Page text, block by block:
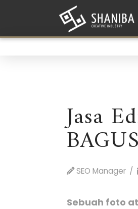
Jasa
SEO Manager
Sebuah foto